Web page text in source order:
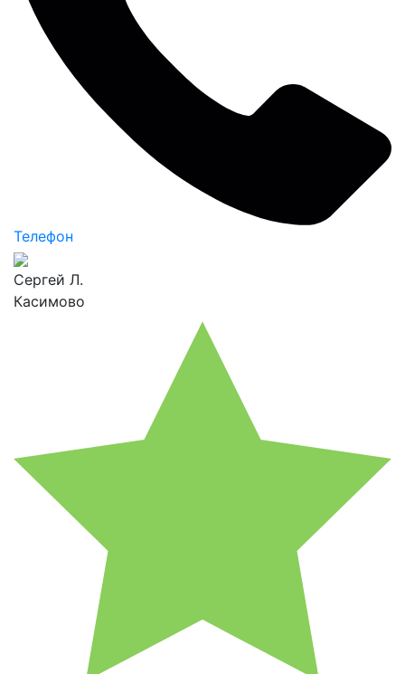
Телефон
Сергей Л.
Касимово